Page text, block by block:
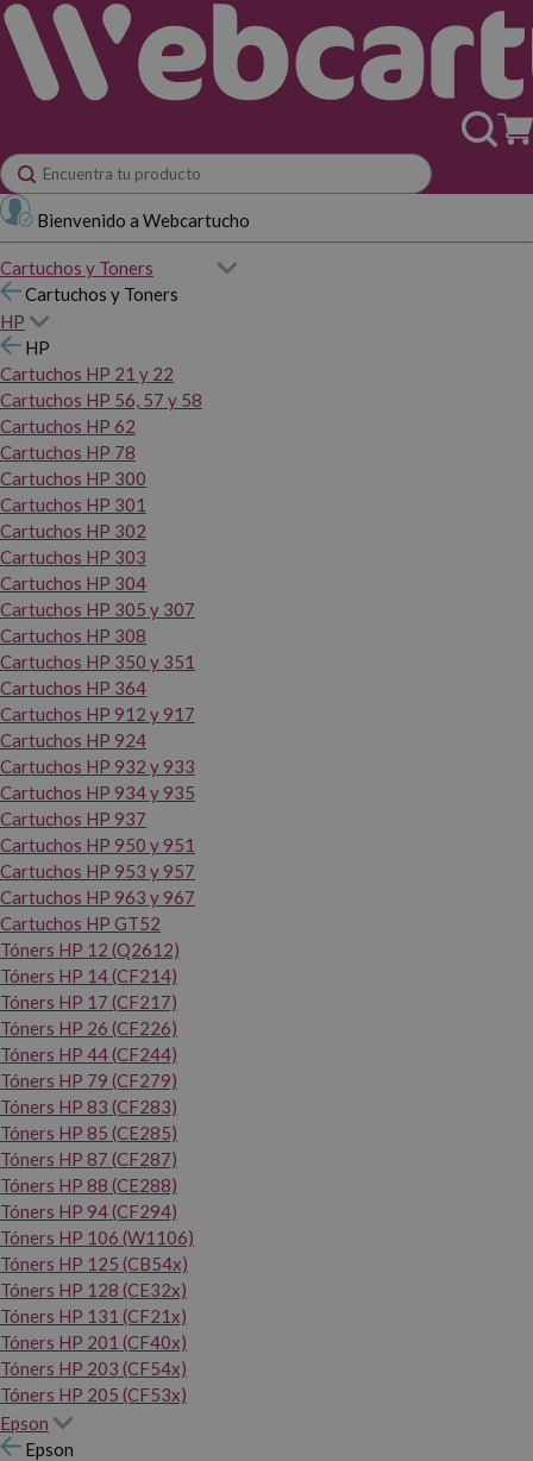
Bienvenido a Webcartucho
Cartuchos y Toners
Cartuchos y Toners
HP
HP
Cartuchos HP 21 y 22
Cartuchos HP 56, 57 y 58
Cartuchos HP 62
Cartuchos HP 78
Cartuchos HP 300
Cartuchos HP 301
Cartuchos HP 302
Cartuchos HP 303
Cartuchos HP 304
Cartuchos HP 305 y 307
Cartuchos HP 308
Cartuchos HP 350 y 351
Cartuchos HP 364
Cartuchos HP 912 y 917
Cartuchos HP 924
Cartuchos HP 932 y 933
Cartuchos HP 934 y 935
Cartuchos HP 937
Cartuchos HP 950 y 951
Cartuchos HP 953 y 957
Cartuchos HP 963 y 967
Cartuchos HP GT52
Tóners HP 12 (Q2612)
Tóners HP 14 (CF214)
Tóners HP 17 (CF217)
Tóners HP 26 (CF226)
Tóners HP 44 (CF244)
Tóners HP 79 (CF279)
Tóners HP 83 (CF283)
Tóners HP 85 (CE285)
Tóners HP 87 (CF287)
Tóners HP 88 (CE288)
Tóners HP 94 (CF294)
Tóners HP 106 (W1106)
Tóners HP 125 (CB54x)
Tóners HP 128 (CE32x)
Tóners HP 131 (CF21x)
Tóners HP 201 (CF40x)
Tóners HP 203 (CF54x)
Tóners HP 205 (CF53x)
Epson
Epson